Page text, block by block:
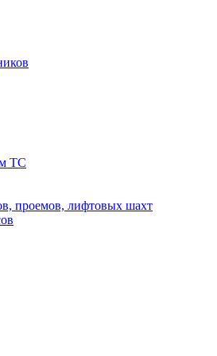
ТС
проемов, лифтовых шахт